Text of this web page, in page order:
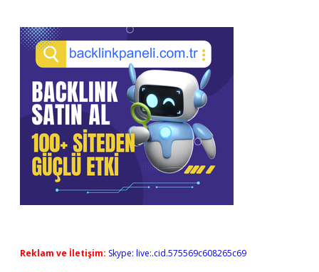
Reklam ve İletişim: Skype: live:.cid.575569c608265c69